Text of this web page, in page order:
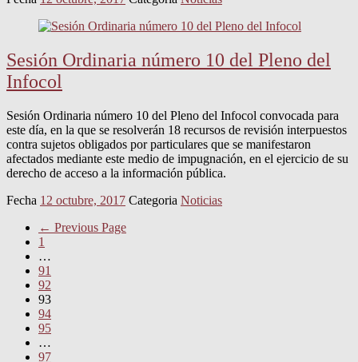
Sesión Ordinaria número 10 del Pleno del
Infocol
Sesión Ordinaria número 10 del Pleno del Infocol convocada para
este día, en la que se resolverán 18 recursos de revisión interpuestos
contra sujetos obligados por particulares que se manifestaron
afectados mediante este medio de impugnación, en el ejercicio de su
derecho de acceso a la información pública.
Fecha 12 octubre, 2017 Categoria Noticias
← Previous Page
1
…
91
92
93
94
95
…
97